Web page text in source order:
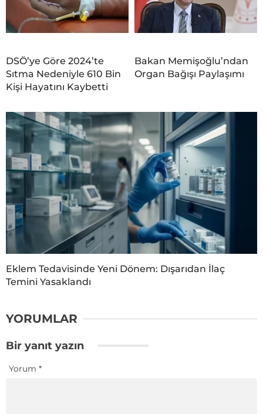
DSÖ’ye Göre 2024’te
Sıtma Nedeniyle 610 Bin
Kişi Hayatını Kaybetti
Bakan Memişoğlu’ndan
Organ Bağışı Paylaşımı
Eklem Tedavisinde Yeni Dönem: Dışarıdan İlaç
Temini Yasaklandı
YORUMLAR
Bir yanıt yazın
Yorum *